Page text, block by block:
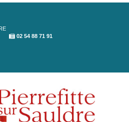
02 54 88 71 91